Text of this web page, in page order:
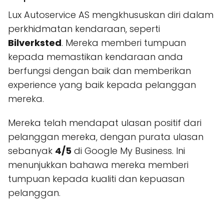
Lux Autoservice AS mengkhususkan diri dalam
perkhidmatan kendaraan, seperti
Bilverksted. Mereka memberi tumpuan
kepada memastikan kendaraan anda
berfungsi dengan baik dan memberikan
experience yang baik kepada pelanggan
mereka.
Mereka telah mendapat ulasan positif dari
pelanggan mereka, dengan purata ulasan
sebanyak 4/5 di Google My Business. Ini
menunjukkan bahawa mereka memberi
tumpuan kepada kualiti dan kepuasan
pelanggan.